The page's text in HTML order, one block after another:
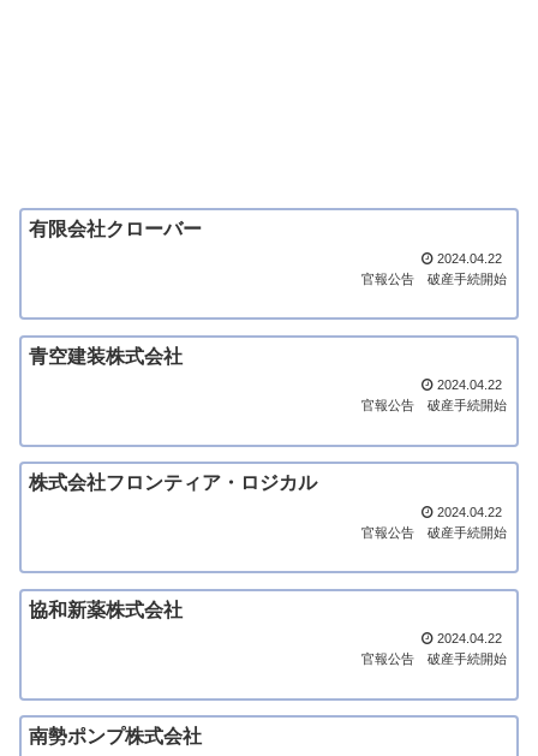
有限会社クローバー
2024.04.22
官報公告
破産手続開始
青空建装株式会社
2024.04.22
官報公告
破産手続開始
株式会社フロンティア・ロジカル
2024.04.22
官報公告
破産手続開始
協和新薬株式会社
2024.04.22
官報公告
破産手続開始
南勢ポンプ株式会社